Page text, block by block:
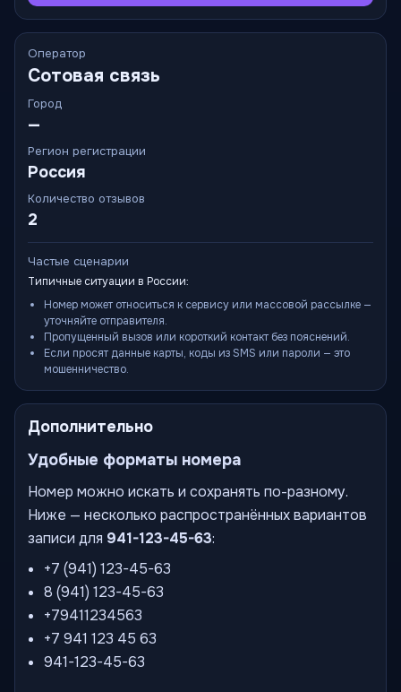
Оператор
Сотовая связь
Город
—
Регион регистрации
Россия
Количество отзывов
2
Частые сценарии
Типичные ситуации в России:
Номер может относиться к сервису или массовой рассылке —
уточняйте отправителя.
Пропущенный вызов или короткий контакт без пояснений.
Если просят данные карты, коды из SMS или пароли — это
мошенничество.
Дополнительно
Удобные форматы номера
Номер можно искать и сохранять по-разному.
Ниже — несколько распространённых вариантов
записи для 941-123-45-63:
+7 (941) 123-45-63
8 (941) 123-45-63
+79411234563
+7 941 123 45 63
941-123-45-63